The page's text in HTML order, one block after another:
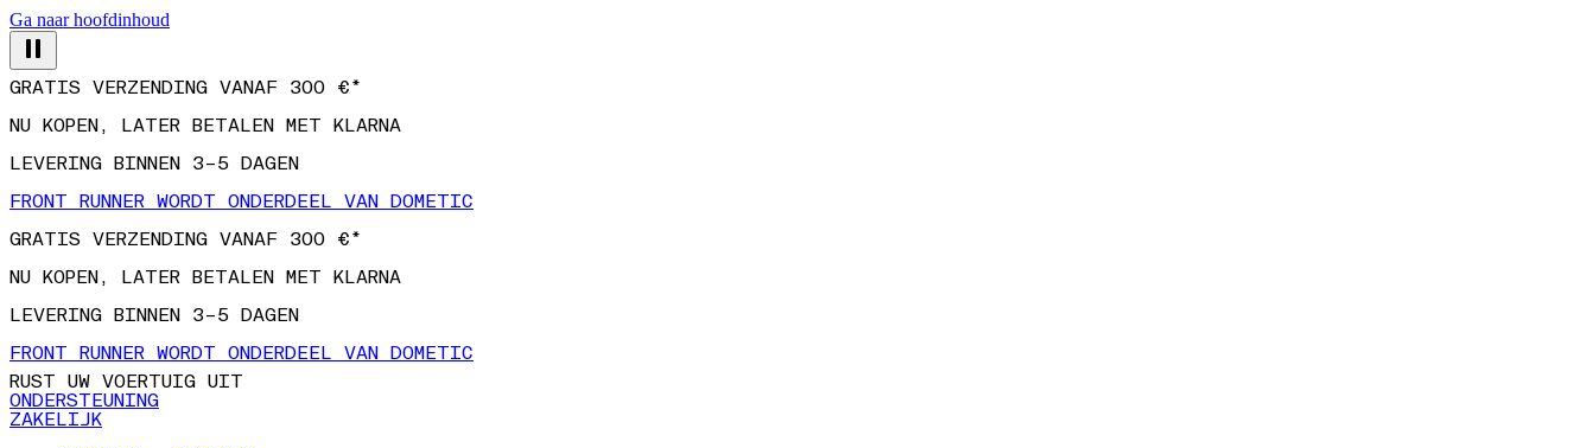
Ga naar hoofdinhoud
GRATIS VERZENDING VANAF 300 €*
NU KOPEN, LATER BETALEN MET KLARNA
LEVERING BINNEN 3–5 DAGEN
FRONT RUNNER WORDT ONDERDEEL VAN DOMETIC
GRATIS VERZENDING VANAF 300 €*
NU KOPEN, LATER BETALEN MET KLARNA
LEVERING BINNEN 3–5 DAGEN
FRONT RUNNER WORDT ONDERDEEL VAN DOMETIC
RUST UW VOERTUIG UIT
ONDERSTEUNING
ZAKELIJK